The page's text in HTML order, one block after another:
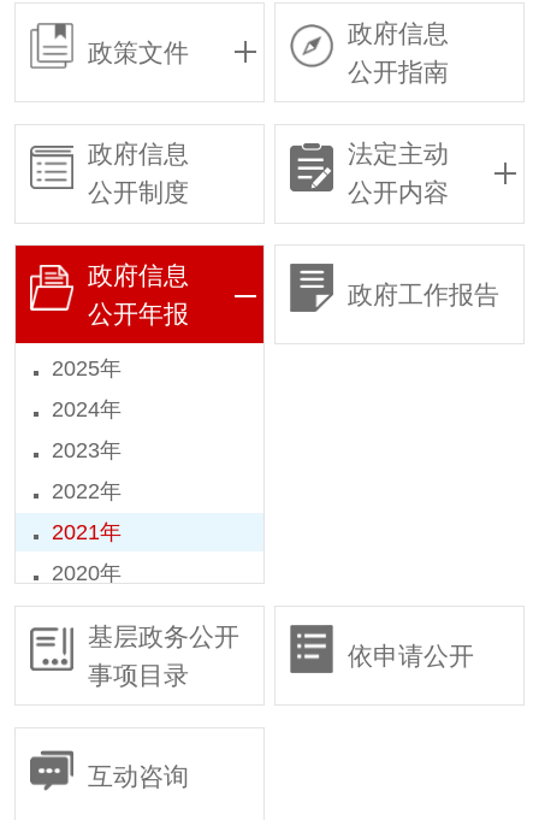
政策文件
政府信息
公开指南
政府信息
公开制度
法定主动
公开内容
政府信息
公开年报
2025年
2024年
2023年
2022年
2021年
2020年
2019年
2018年
政府工作报告
基层政务公开
事项目录
依申请公开
互动咨询